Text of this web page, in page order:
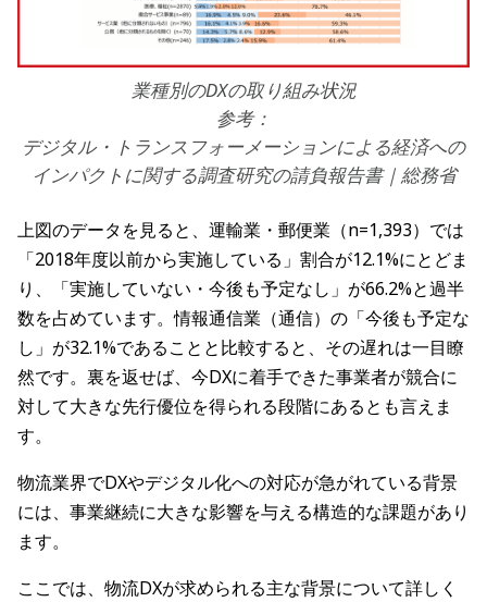
業種別のDXの取り組み状況
参考：
デジタル・トランスフォーメーションによる経済への
インパクトに関する調査研究の請負報告書｜総務省
上図のデータを見ると、運輸業・郵便業（n=1,393）では
「2018年度以前から実施している」割合が12.1%にとどま
り、「実施していない・今後も予定なし」が66.2%と過半
数を占めています。情報通信業（通信）の「今後も予定な
し」が32.1%であることと比較すると、その遅れは一目瞭
然です。裏を返せば、今DXに着手できた事業者が競合に
対して大きな先行優位を得られる段階にあるとも言えま
す。
物流業界でDXやデジタル化への対応が急がれている背景
には、事業継続に大きな影響を与える構造的な課題があり
ます。
ここでは、物流DXが求められる主な背景について詳しく